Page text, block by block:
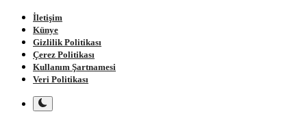
İletişim
Künye
Gizlilik Politikası
Çerez Politikası
Kullanım Şartnamesi
Veri Politikası